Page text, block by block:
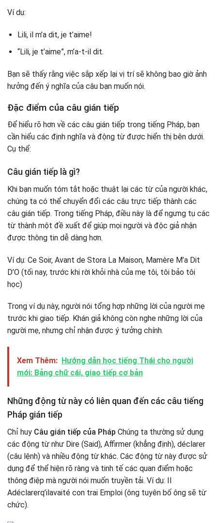
Ví dụ:
Lili, il m’a dit, je t’aime!
“Lili, je t’aime”, m’a-t-il dit.
Bạn sẽ thấy rằng việc sắp xếp lại vị trí sẽ không bao giờ ảnh
hưởng đến ý nghĩa của câu bạn muốn nói.
Đặc điểm của câu gián tiếp
Để hiểu rõ hơn về các câu gián tiếp trong tiếng Pháp, bạn
cần hiểu các định nghĩa và động từ được hiển thị bên dưới.
Cụ thể:
Câu gián tiếp là gì?
Khi bạn muốn tóm tắt hoặc thuật lại các từ của người khác,
chúng ta có thể chuyển đổi các câu trực tiếp thành các
câu gián tiếp. Trong tiếng Pháp, điều này là để ngưng tụ các
từ thành một đề xuất để giúp mọi người và độc giả nhận
được thông tin dễ dàng hơn.
Ví dụ: Ce Soir, Avant de Stora La Maison, Mamère M’a Dit
D’O (tối nay, trước khi rời khỏi nhà của mẹ tôi, tôi bảo tôi
học)
Trong ví dụ này, người nói tổng hợp những lời của người mẹ
trước khi giao tiếp. Khán giả không còn nghe những lời của
người mẹ, nhưng chỉ nhận được ý tưởng chính.
Xem Thêm: Hướng dẫn học tiếng Thái cho người
mới: Bảng chữ cái, giao tiếp cơ bản
Những động từ này có liên quan đến các câu tiếng
Pháp gián tiếp
Chỉ huy Câu gián tiếp của Pháp Chúng ta thường sử dụng
các động từ như Dire (Said), Affirmer (khẳng định), déclarer
(câu lệnh) và nhiều động từ khác. Các động từ này được sử
dụng để thể hiện rõ ràng và tinh tế các quan điểm hoặc
thông điệp mà người nói muốn truyền tải. Ví dụ: Il
Adéclarerq’ilavaité con trai Emploi (ông tuyên bố ông sẽ từ
chức).